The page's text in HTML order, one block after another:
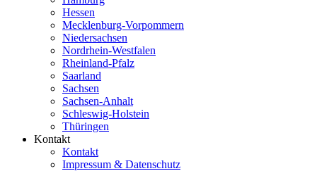
Hessen
Mecklenburg-Vorpommern
Niedersachsen
Nordrhein-Westfalen
Rheinland-Pfalz
Saarland
Sachsen
Sachsen-Anhalt
Schleswig-Holstein
Thüringen
Kontakt
Kontakt
Impressum & Datenschutz